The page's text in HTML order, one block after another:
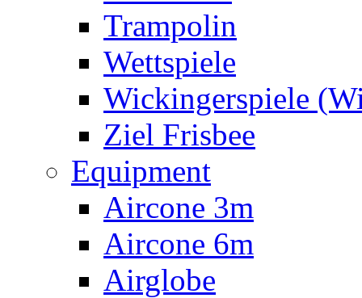
Trampolin
Wettspiele
Wickingerspiele
Ziel Frisbee
Equipment
Aircone 3m
Aircone 6m
Airglobe